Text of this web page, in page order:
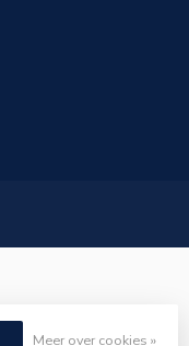
Meer over cookies »